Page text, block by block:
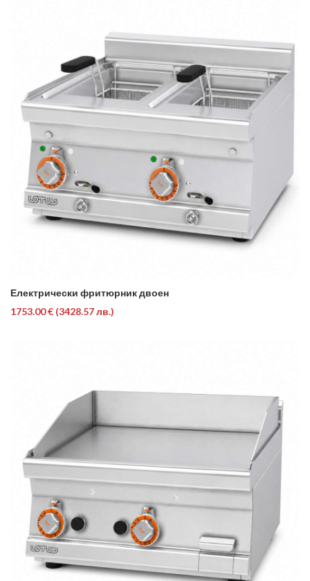
Електрически фритюрник двоен
1753.00 € (3428.57 лв.)